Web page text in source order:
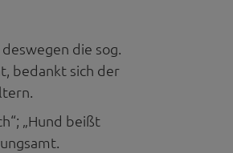
die sog.
bedankt sich der
„Hund beißt